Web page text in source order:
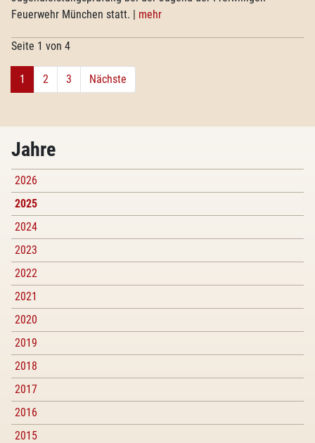
Feuerwehr München statt. | mehr
Seite 1 von 4
1 2 3 Nächste
Jahre
2026
2025
2024
2023
2022
2021
2020
2019
2018
2017
2016
2015